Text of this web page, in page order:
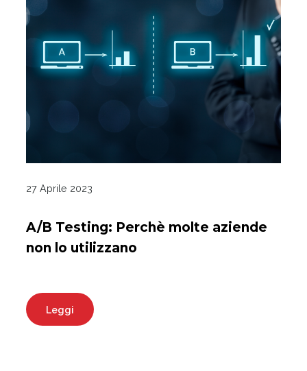
27 Aprile 2023
A/B Testing: Perchè molte aziende
non lo utilizzano
Leggi